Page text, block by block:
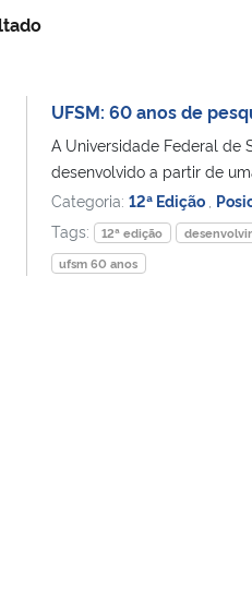
UFSM: 60 anos de
A Universidade Federal de
desenvolvido a partir de
Categoria: 12ª Edição
Tags:
12ª edição
ufsm 60 anos